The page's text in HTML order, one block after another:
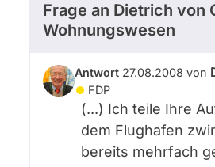
Frage an Dietrich von
Wohnungswesen
Antwort 27.08.2008 von
FDP
(...) Ich teile Ihre
dem Flughafen
bereits mehrfach